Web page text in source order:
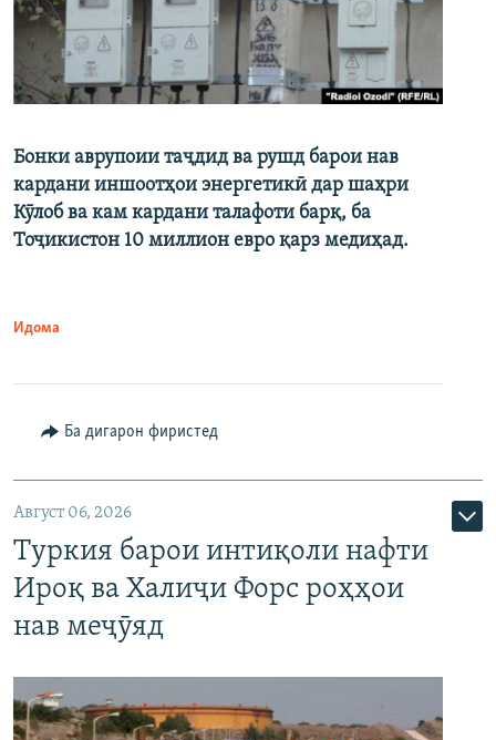
Бонки аврупоии таҷдид ва рушд барои нав
кардани иншоотҳои энергетикӣ дар шаҳри
Кӯлоб ва кам кардани талафоти барқ, ба
Тоҷикистон 10 миллион евро қарз медиҳад.
Идома
Ба дигарон фиристед
Август 06, 2026
Туркия барои интиқоли нафти
Ироқ ва Халиҷи Форс роҳҳои
нав меҷӯяд